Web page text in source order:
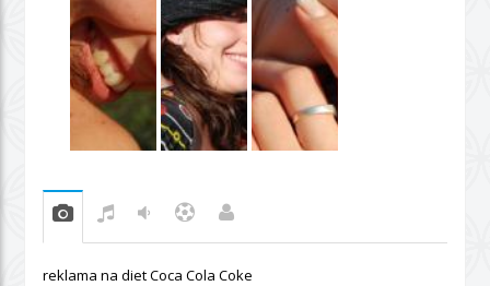
reklama na diet Coca Cola Coke